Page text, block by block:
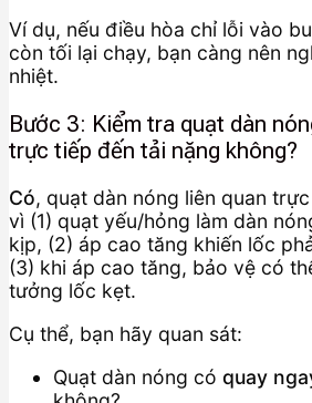
Ví dụ, nếu điều hòa chỉ lỗi vào
còn tối lại chạy, bạn càng nên
nhiệt.
Bước 3: Kiểm tra quạt dàn
trực tiếp đến tải nặng không?
Có, quạt dàn nóng liên quan
vì (1) quạt yếu/hỏng làm dàn
kịp, (2) áp cao tăng khiến lốc
(3) khi áp cao tăng, bảo vệ có
tưởng lốc kẹt.
Cụ thể, bạn hãy quan sát:
Quạt dàn nóng có quay